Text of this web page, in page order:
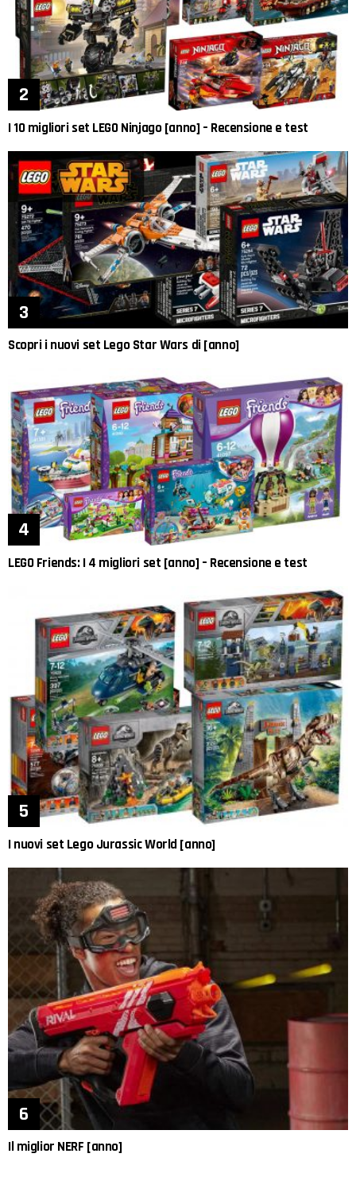
I 10 migliori set LEGO Ninjago [anno] – Recensione e test
Scopri i nuovi set Lego Star Wars di [anno]
LEGO Friends: I 4 migliori set [anno] – Recensione e test
I nuovi set Lego Jurassic World [anno]
Il miglior NERF [anno]